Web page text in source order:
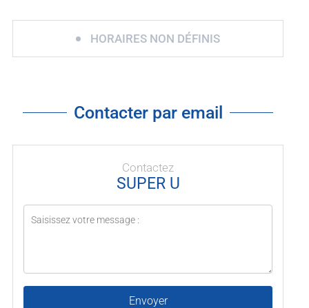
HORAIRES NON DÉFINIS
Contacter par email
Contactez
SUPER U
Envoyer